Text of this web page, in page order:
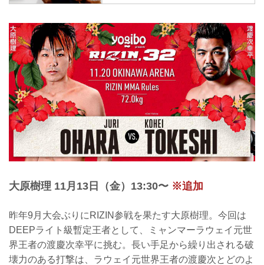
習を公開した。
ボビー・オロゴンの対戦相手として抜擢
されたRIZIN初参戦の北村克哉。レスリン
グをバックボーンに持ち、MMAとしては
巌流島へも出場している。その後はプロ
レスラーとしても活躍している北村は、
ボビー・オロゴンを相手にいったいどん
な闘いを見せるのか。
公開練習では、背中のトレーニング、二
頭筋のトレーニングを披露。その後、イ
ンタビューに応じた。
北村克哉 公開練習風景
2021...
大原樹理 11月13日（金）13:30〜 ※追加
昨年9月大会ぶりにRIZIN参戦を果たす大原樹理。今回は
DEEPライト級暫定王者として、ミャンマーラウェイ元世
界王者の渡慶次幸平に挑む。長い手足から繰り出される破
壊力のある打撃は、ラウェイ元世界王者の渡慶次とどのよ